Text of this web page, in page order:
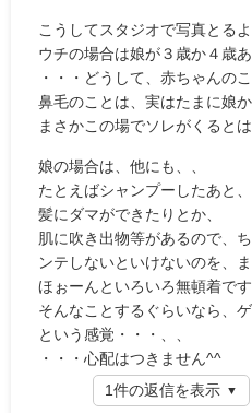
こうしてスタジオで写真とる
ウチの場合は娘が３歳か４歳
・・・どうして、赤ちゃんの
鼻毛のことは、実はたまに娘
まさかこの場でソレがくると
娘の場合は、他にも、、
たとえばシャンプーしたあと
髪にダマができたりとか、
肌に吹き出物等があるので、
ンテしないといけないのを、
ほぉーんといろいろ無頓着です
そんなことするぐらいなら、
という感覚・・・、、
・・・心配はつきません^^
1件の返信を表示